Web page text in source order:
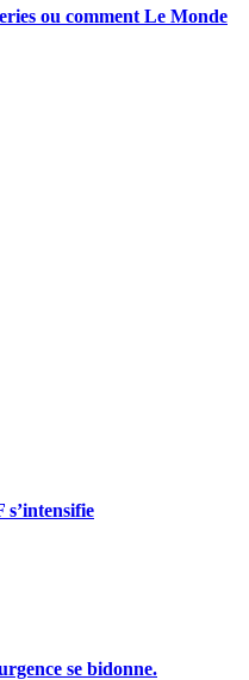
ou comment Le Monde
s’intensifie
se bidonne.